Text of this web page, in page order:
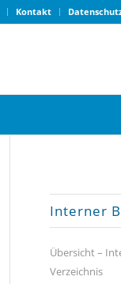
Kontakt
Interner
Übersicht –
Verzeichnis